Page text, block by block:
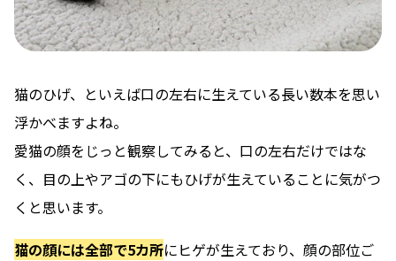
猫のひげ、といえば口の左右に生えている長い数本を思い
浮かべますよね。
愛猫の顔をじっと観察してみると、口の左右だけではな
く、目の上やアゴの下にもひげが生えていることに気がつ
くと思います。
猫の顔には全部で5カ所にヒゲが生えており、顔の部位ご